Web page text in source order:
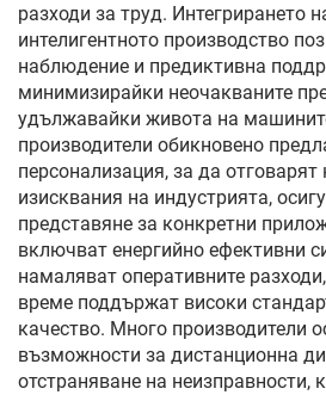
разходи за труд. Интегрирането
интелигентното производство
наблюдение и предиктивна
минимизирайки неочакваните
удължавайки живота на
производители обикновено
персонализация, за да
изисквания на индустрията,
представяне за конкретни
включват енергийно ефективни
намаляват оперативните
време поддържат високи
качество. Много производители
възможности за дистанционна
отстраняване на неизправности,